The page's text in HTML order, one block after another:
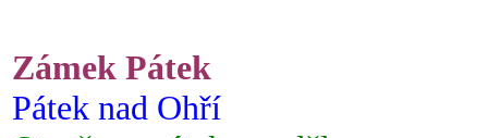
Zámek Pátek
Pátek nad Ohří